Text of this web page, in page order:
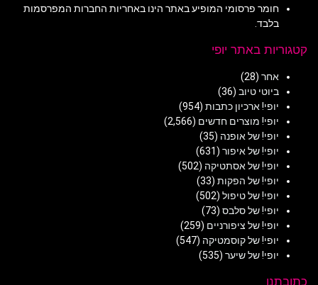
חומר פרסומי המופיע באתר הינו באחריות החברות המפרסמות
בלבד.
קטגוריות באתר יופי
אחר (28)
ביוטי טיוב (36)
יופי! ארכיון כתבות (954)
יופי! מוצרים חדשים (2,566)
יופי! של אופנה (35)
יופי! של איפור (631)
יופי! של אסתטיקה (502)
יופי! של הפקות (33)
יופי! של טיפול (502)
יופי! של סלבס (73)
יופי! של ציפורניים (259)
יופי! של קוסמטיקה (547)
יופי! של שיער (535)
כתובתנו